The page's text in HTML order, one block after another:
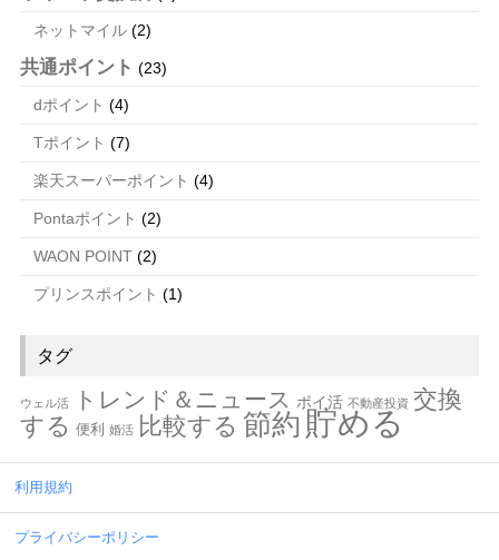
ネットマイル(2)
共通ポイント (23)
dポイント (4)
Tポイント (7)
楽天スーパーポイント (4)
Pontaポイント (2)
WAON POINT(2)
プリンスポイント (1)
タグ
ウェル活 トレンド＆ニュース ポイ活 不動産投資 交換
する 便利 婚活 比較する 節約 貯める
利用規約
プライバシーポリシー